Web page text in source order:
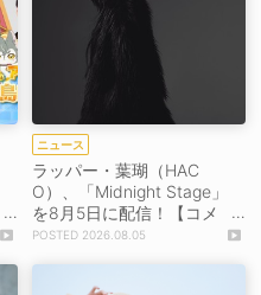
ニュース
ラッパー・葉瑚（HAC
O）、「Midnight Stage」
を8月5日に配信！【コメ
ントあり】2026.08.05